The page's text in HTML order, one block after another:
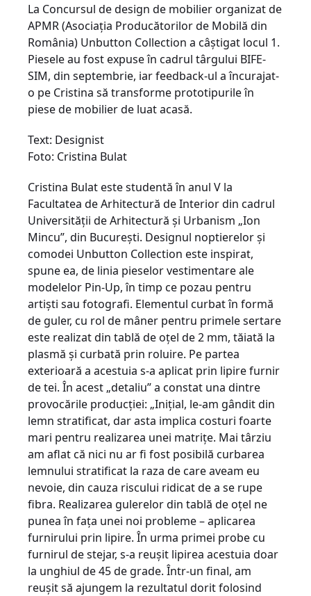
La Concursul de design de mobilier organizat de
APMR (Asociaţia Producătorilor de Mobilă din
România) Unbutton Collection a câştigat locul 1.
Piesele au fost expuse în cadrul târgului BIFE-
SIM, din septembrie, iar feedback-ul a încurajat-
o pe Cristina să transforme prototipurile în
piese de mobilier de luat acasă.
Text: Designist
Foto: Cristina Bulat
Cristina Bulat este studentă în anul V la
Facultatea de Arhitectură de Interior din cadrul
Universităţii de Arhitectură şi Urbanism „Ion
Mincu”, din Bucureşti. Designul noptierelor şi
comodei Unbutton Collection este inspirat,
spune ea, de linia pieselor vestimentare ale
modelelor Pin-Up, în timp ce pozau pentru
artişti sau fotografi. Elementul curbat în formă
de guler, cu rol de mâner pentru primele sertare
este realizat din tablă de oţel de 2 mm, tăiată la
plasmă şi curbată prin roluire. Pe partea
exterioară a acestuia s-a aplicat prin lipire furnir
de tei. În acest „detaliu” a constat una dintre
provocările producţiei: „Iniţial, le-am gândit din
lemn stratificat, dar asta implica costuri foarte
mari pentru realizarea unei matriţe. Mai târziu
am aflat că nici nu ar fi fost posibilă curbarea
lemnului stratificat la raza de care aveam eu
nevoie, din cauza riscului ridicat de a se rupe
fibra. Realizarea gulerelor din tablă de oţel ne
punea în faţa unei noi probleme – aplicarea
furnirului prin lipire. În urma primei probe cu
furnirul de stejar, s-a reuşit lipirea acestuia doar
la unghiul de 45 de grade. Într-un final, am
reuşit să ajungem la rezultatul dorit folosind